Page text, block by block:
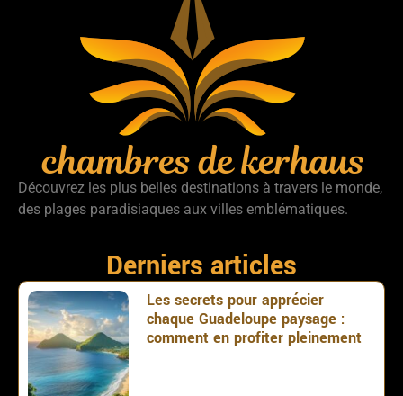
Découvrez les plus belles destinations à travers le monde,
des plages paradisiaques aux villes emblématiques.
Derniers articles
Les secrets pour apprécier
chaque Guadeloupe paysage :
comment en profiter pleinement